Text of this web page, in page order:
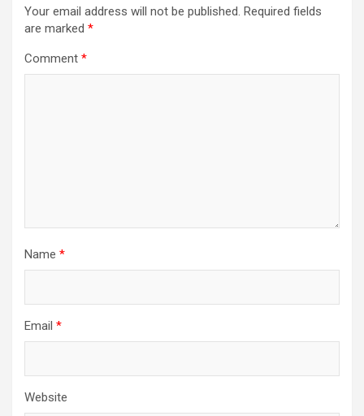
Your email address will not be published. Required fields
are marked *
Comment *
Name *
Email *
Website